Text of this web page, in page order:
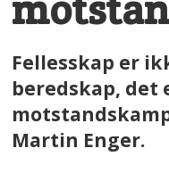
Fellesskap er
beredskap, det
Martin Enger.